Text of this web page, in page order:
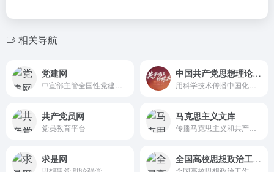
相关导航
党建网 中国共产党思想理论资源数据库
共产党员网
党员教育平台
马克思主义文库
求是网 全国高校思想政治工作资源库